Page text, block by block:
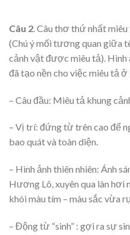
Câu 2. Câu thơ thứ nhất
(Chú ý mối tương quan giữa
cảnh vật được miêu tả).
đã tạo nền cho việc miêu tả ở
– Câu đầu: Miêu tả khung
– Vị trí: đứng từ trên cao để
bao quát và toàn diện.
– Hình ảnh thiên nhiên: Ánh
Hương Lô, xuyên qua làn hơi
khói màu tím – màu sắc vừa
– Động từ “sinh” : gợi ra sự